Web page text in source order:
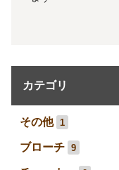
カテゴリ
その他 1
ブローチ 9